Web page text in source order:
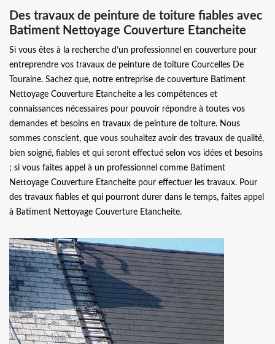
Des travaux de peinture de toiture fiables avec
Batiment Nettoyage Couverture Etancheite
Si vous êtes à la recherche d’un professionnel en couverture pour
entreprendre vos travaux de peinture de toiture Courcelles De
Touraine. Sachez que, notre entreprise de couverture Batiment
Nettoyage Couverture Etancheite a les compétences et
connaissances nécessaires pour pouvoir répondre à toutes vos
demandes et besoins en travaux de peinture de toiture. Nous
sommes conscient, que vous souhaitez avoir des travaux de qualité,
bien soigné, fiables et qui seront effectué selon vos idées et besoins
; si vous faites appel à un professionnel comme Batiment
Nettoyage Couverture Etancheite pour effectuer les travaux. Pour
des travaux fiables et qui pourront durer dans le temps, faites appel
à Batiment Nettoyage Couverture Etancheite.